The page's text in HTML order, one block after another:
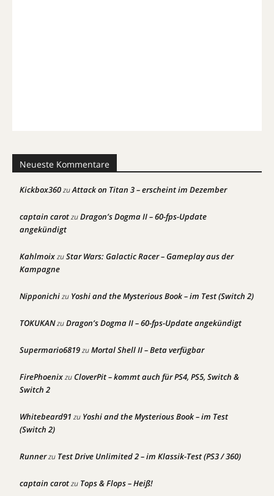
Neueste Kommentare
Kickbox360zuAttack on Titan 3 – erscheint im Dezember
captain carotzuDragon’s Dogma II – 60-fps-Update
angekündigt
KahlmoixzuStar Wars: Galactic Racer – Gameplay aus der
Kampagne
Nipponichizu Yoshi and the Mysterious Book – im Test (Switch 2)
TOKUKANzuDragon’s Dogma II – 60-fps-Update angekündigt
Supermario6819zuMortal Shell II – Beta verfügbar
FirePhoenixzuCloverPit – kommt auch für PS4, PS5, Switch &
Switch 2
Whitebeard91 zu Yoshi and the Mysterious Book – im Test
(Switch 2)
Runnerzu Test Drive Unlimited 2 – im Klassik-Test (PS3 / 360)
captain carotzu Tops & Flops – Heiß!